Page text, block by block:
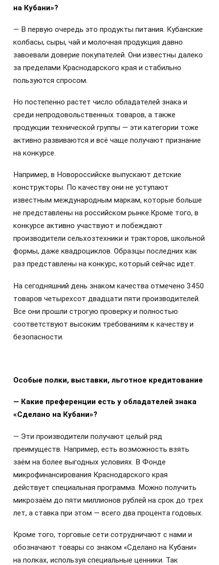
на Кубани»?
— В первую очередь это продукты питания. Кубанские
колбасы, сыры, чай и молочная продукция давно
завоевали доверие покупателей. Они известны далеко
за пределами Краснодарского края и стабильно
пользуются спросом.
Но постепенно растет число обладателей знака и
среди непродовольственных товаров, а также
продукции технической группы — эти категории тоже
активно развиваются и всё чаще получают признание
на конкурсе.
Например, в Новороссийске выпускают детские
конструкторы. По качеству они не уступают
известным международным маркам, которые больше
не представлены на российском рынке.Кроме того, в
конкурсе активно участвуют и побеждают
производители сельхозтехники и тракторов, школьной
формы, даже квадроциклов. Образцы последних как
раз представлены на конкурс, который сейчас идет.
На сегодняшний день знаком качества отмечено 3450
товаров четырехсот двадцати пяти производителей.
Все они прошли строгую проверку и полностью
соответствуют высоким требованиям к качеству и
безопасности.
Особые полки, выставки, льготное кредитование
— Какие преференции есть у обладателей знака
«Сделано на Кубани»?
— Эти производители получают целый ряд
преимуществ. Например, есть возможность взять
заём на более выгодных условиях. В Фонде
микрофинансирования Краснодарского края
действует специальная программа. Можно получить
микрозаём до пяти миллионов рублей на срок до трех
лет, а ставка при этом — всего два процента годовых.
Кроме того, торговые сети сотрудничают с нами и
обозначают товары со знаком «Сделано на Кубани»
на полках, используя специальные ценники. Так